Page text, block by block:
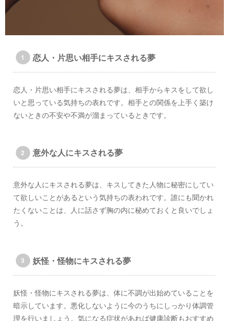
恋人・片思い相手にキスされる夢
恋人・片思い相手にキスされる夢は、相手からキスをして欲し
いと思っている気持ちの表れです。相手との関係を上手く築け
ないときの不安や不満が溜まっているときです。
意外な人にキスされる夢
意外な人にキスされる夢は、キスしてきた人物に秘密にしてい
て欲しいことがあるという気持ちの表われです。誰にも聞かれ
たくないことは、人に話さず胸の内に秘めておくと良いでしょ
う。
妖怪・怪物にキスされる夢
妖怪・怪物にキスされる夢は、体に不調が出始めていることを
暗示しています。悪化しないように今のうちにしっかり体調管
理を行いましょう。気になる症状があれば健康診断もおすすめ